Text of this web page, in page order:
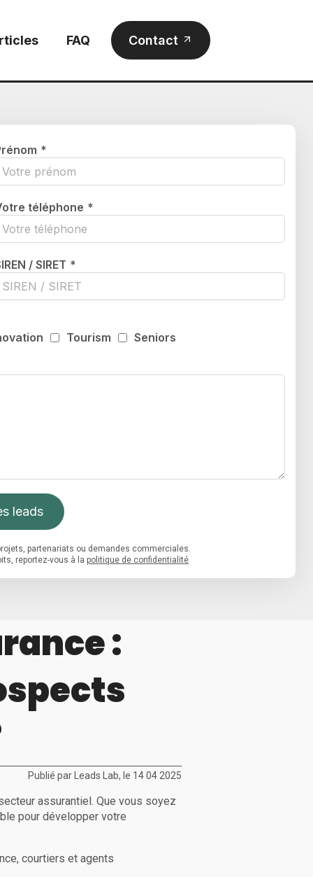
FAQ Contact
*
téléphone *
/ SIRET *
Tourism Seniors
leads
partenariats ou demandes commerciales.
reportez-vous à la politique de confidentialité
:
Publié par Leads Lab, le 14 04 2025
assurantiel. Que vous soyez
pour développer votre
courtiers et agents